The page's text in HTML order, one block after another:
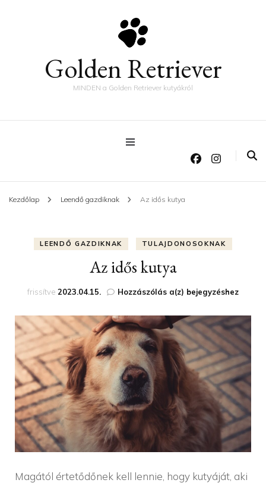
Golden Retriever
MINDEN a Golden Retriever kutyákról
Kezdőlap Leendő gazdiknak Az idős kutya
LEENDŐ GAZDIKNAK TULAJDONOSOKNAK
Az idős kutya
frissítve 2023.04.15. Hozzászólás a(z) Az
kutya
bejegyzéshez
Magától értetődőnek kell lennie, hogy kutyáját, aki